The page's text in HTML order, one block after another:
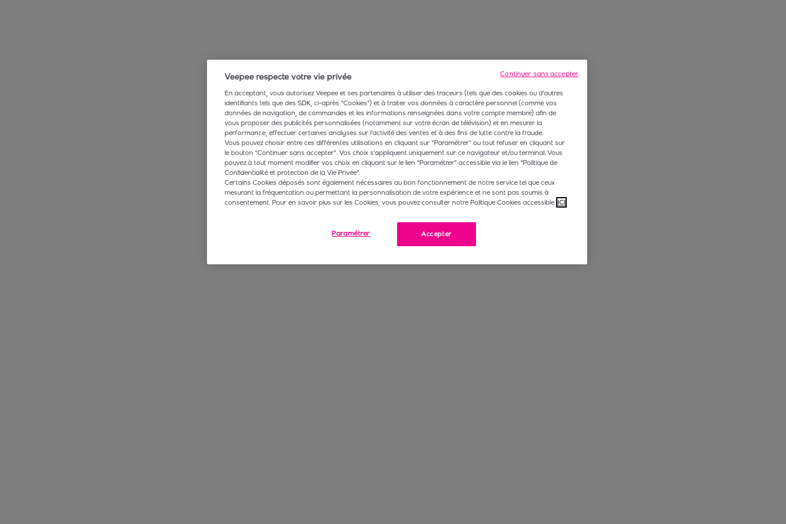
Veepee respecte votre vie privée
En acceptant, vous autorisez Veepee et ses partenaires à utiliser des traceurs (tels que des cookies ou d'autres
identifiants tels que des SDK, ci-après "Cookies") et à traiter vos données à caractère personnel (comme vos
données de navigation, de commandes et les informations renseignées dans votre compte membre) afin de
vous proposer des publicités personnalisées (notamment sur votre écran de télévision) et en mesurer la
performance, effectuer certaines analyses sur l'activité des ventes et à des fins de lutte contre la fraude.
Vous pouvez choisir entre ces différentes utilisations en cliquant sur "Paramétrer" ou tout refuser en cliquant sur
le bouton "Continuer sans accepter". Vos choix s'appliquent uniquement sur ce navigateur et/ou terminal. Vous
pouvez à tout moment modifier vos choix en cliquant sur le lien “Paramétrer” accessible via le lien "Politique de
Confidentialité et protection de la Vie Privée".
Certains Cookies déposés sont également nécessaires au bon fonctionnement de notre service tel que ceux
mesurant la fréquentation ou permettant la personnalisation de votre expérience et ne sont pas soumis à
consentement. Pour en savoir plus sur les Cookies, vous pouvez consulter notre Politique Cookies accessible ICI
Accepter
Paramétrer
Continuer sans accepter